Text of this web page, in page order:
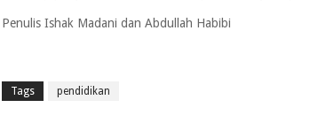
Penulis Ishak Madani dan Abdullah Habibi
Tags pendidikan